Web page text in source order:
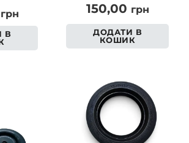
грн
В
150,00 грн
ДОДАТИ В
КОШИК